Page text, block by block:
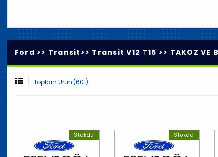
Ford >> Transit >> Transit V12 T15 >> TAKOZ VE
Toplam Ürün (601)
Stokda Stokda